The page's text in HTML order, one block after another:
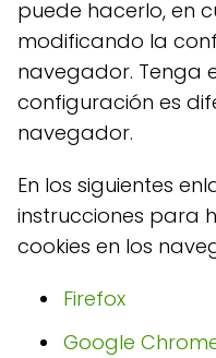
puede hacerlo, en
modificando la
navegador. Tenga
configuración es
navegador.
En los siguientes
instrucciones para
cookies en los
Firefox
Google